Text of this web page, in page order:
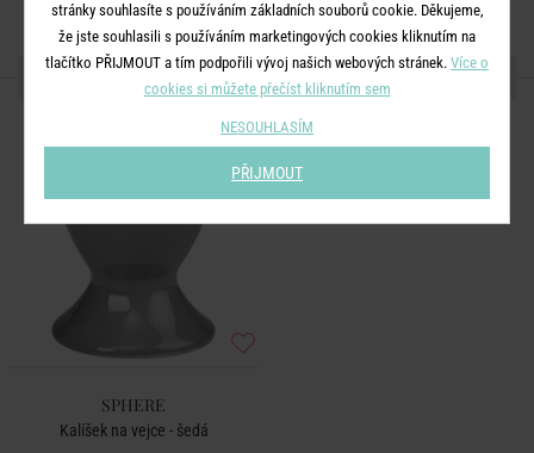
DALŠÍ PRODUKTY ZE SÉRIE
SPHERE
Kalíšek na vejce - šedá
stránky souhlasíte s používáním základních souborů cookie. Děkujeme,
že jste souhlasili s používáním marketingových cookies kliknutím na
tlačítko PŘIJMOUT a tím podpořili vývoj našich webových stránek. Více o
cookies si můžete přečíst kliknutím sem
NESOUHLASÍM
PŘIJMOUT